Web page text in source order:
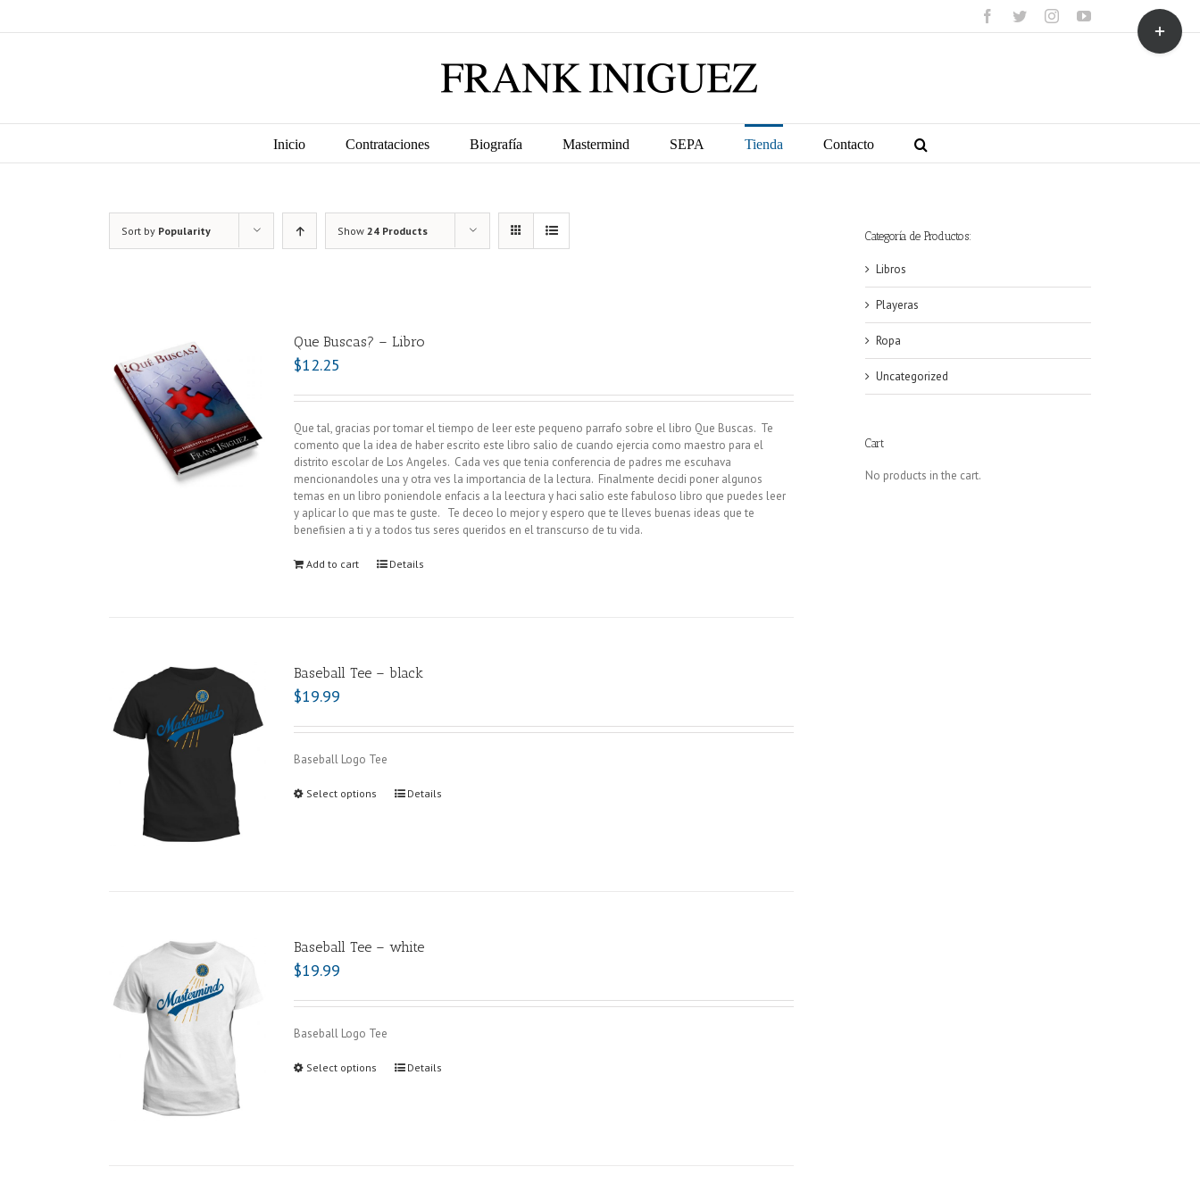
facebook
twitterinstagramyoutube
for:
Inicio
Contrataciones Biografía Mastermind SEPA Tienda Contacto
Sort by Popularity Show 24 Products
Que Buscas? – Libro
$12.25
Que tal, gracias por tomar el tiempo de leer este pequeno parrafo sobre el libro Que Buscas. Te
comento que la idea de haber escrito este libro salio de cuando ejercia como maestro para el
distrito escolar de Los Angeles. Cada ves que tenia conferencia de padres me escuhava
mencionandoles una y otra ves la importancia de la lectura. Finalmente decidi poner algunos
temas en un libro poniendole enfacis a la leectura y haci salio este fabuloso libro que puedes leer
y aplicar lo que mas te guste. Te deceo lo mejor y espero que te lleves buenas ideas que te
benefisien a ti y a todos tus seres queridos en el transcurso de tu vida.
Add to cart Details
Baseball Tee – black
$19.99
Baseball Logo Tee
Select options Details
Baseball Tee – white
$19.99
Baseball Logo Tee
Select options Details
Categoría de Productos:
Libros
Playeras
Ropa
Uncategorized
Cart
No products in the cart.
Toggle
Sliding
Bar